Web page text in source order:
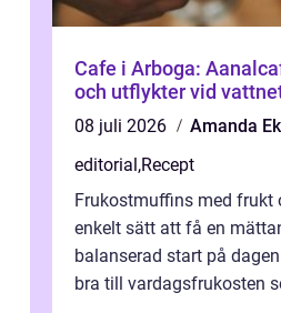
Cafe i Arboga:
och utflykter vid
08 juli 2026
Amanda
editorial,Recept
Frukostmuffins med frukt
enkelt sätt att få en
balanserad start på
bra till vardagsfrukosten